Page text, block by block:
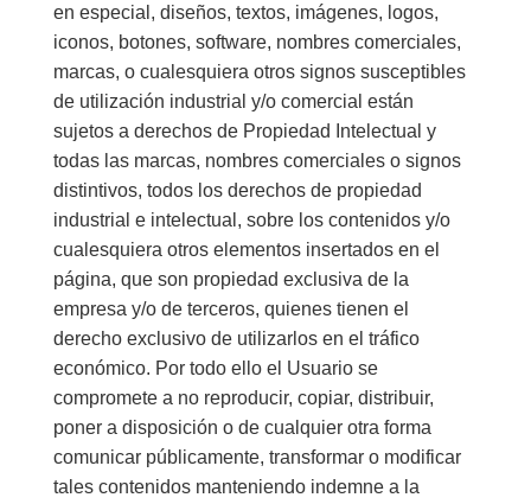
en especial, diseños, textos, imágenes, logos,
iconos, botones, software, nombres comerciales,
marcas, o cualesquiera otros signos susceptibles
de utilización industrial y/o comercial están
sujetos a derechos de Propiedad Intelectual y
todas las marcas, nombres comerciales o signos
distintivos, todos los derechos de propiedad
industrial e intelectual, sobre los contenidos y/o
cualesquiera otros elementos insertados en el
página, que son propiedad exclusiva de la
empresa y/o de terceros, quienes tienen el
derecho exclusivo de utilizarlos en el tráfico
económico. Por todo ello el Usuario se
compromete a no reproducir, copiar, distribuir,
poner a disposición o de cualquier otra forma
comunicar públicamente, transformar o modificar
tales contenidos manteniendo indemne a la